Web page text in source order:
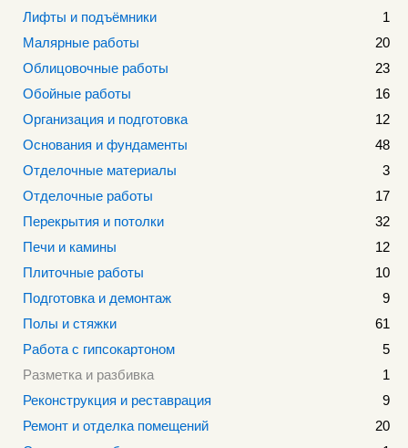
Лифты и подъёмники
1
Малярные работы
20
Облицовочные работы
23
Обойные работы
16
Организация и подготовка
12
Основания и фундаменты
48
Отделочные материалы
3
Отделочные работы
17
Перекрытия и потолки
32
Печи и камины
12
Плиточные работы
10
Подготовка и демонтаж
9
Полы и стяжки
61
Работа с гипсокартоном
5
Разметка и разбивка
1
Реконструкция и реставрация
9
Ремонт и отделка помещений
20